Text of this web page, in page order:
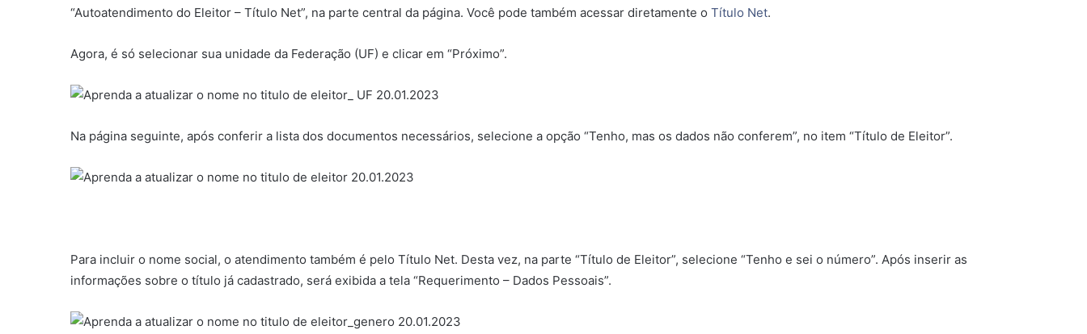
“Autoatendimento do Eleitor – Título Net”, na parte central da página. Você pode também acessar diretamente o Título Net.
Agora, é só selecionar sua unidade da Federação (UF) e clicar em “Próximo”.
Na página seguinte, após conferir a lista dos documentos necessários, selecione a opção “Tenho, mas os dados não conferem”, no item “Título de Eleitor”.
Para incluir o nome social, o atendimento também é pelo Título Net. Desta vez, na parte “Título de Eleitor”, selecione “Tenho e sei o número”. Após inserir as
informações sobre o título já cadastrado, será exibida a tela “Requerimento – Dados Pessoais”.